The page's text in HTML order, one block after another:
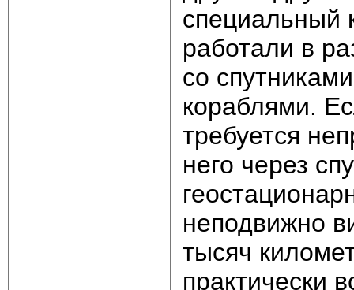
специальный
работали в
со
кораблями.
требуется
него через
неподвижно
тысяч
практически